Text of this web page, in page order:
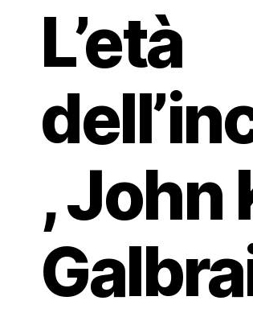
L’età
, John